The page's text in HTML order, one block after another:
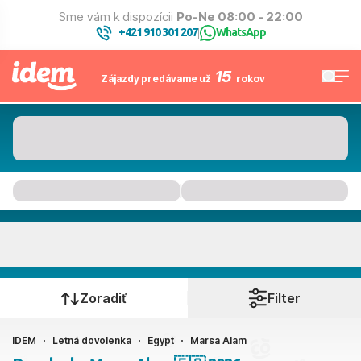
Sme vám k dispozícii Po-Ne 08:00 - 22:00
+421 910 301 207| WhatsApp
Zájazdy predávame už 15 rokov
Kedy cestujete?
Ako cestujete?
Zoradiť Filter
IDEM Letná dovolenka Egypt Marsa Alam